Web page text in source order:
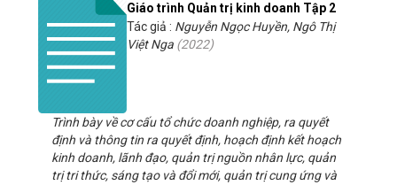
Giáo trình Quản trị kinh doanh Tập 2
Tác giả : Nguyễn Ngọc Huyền, Ngô Thị
Việt Nga (2022)
Trình bày về cơ cấu tổ chức doanh nghiệp, ra quyết
định và thông tin ra quyết định, hoạch định kết hoạch
kinh doanh, lãnh đạo, quản trị nguồn nhân lực, quản
trị tri thức, sáng tạo và đổi mới, quản trị cung ứng và